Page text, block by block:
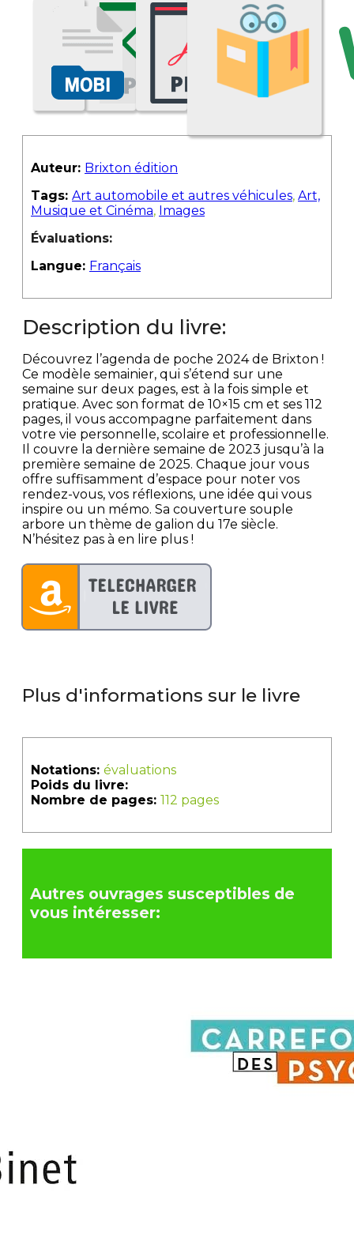
Auteur: Brixton édition
Tags: Art automobile et autres véhicules, Art,
Musique et Cinéma, Images
Évaluations:
Langue: Français
Description du livre:
Découvrez l’agenda de poche 2024 de Brixton !
Ce modèle semainier, qui s’étend sur une
semaine sur deux pages, est à la fois simple et
pratique. Avec son format de 10×15 cm et ses 112
pages, il vous accompagne parfaitement dans
votre vie personnelle, scolaire et professionnelle.
Il couvre la dernière semaine de 2023 jusqu’à la
première semaine de 2025. Chaque jour vous
offre suffisamment d’espace pour noter vos
rendez-vous, vos réflexions, une idée qui vous
inspire ou un mémo. Sa couverture souple
arbore un thème de galion du 17e siècle.
N’hésitez pas à en lire plus !
Plus d'informations sur le livre
Notations: évaluations
Poids du livre:
Nombre de pages: 112 pages
Autres ouvrages susceptibles de
vous intéresser: